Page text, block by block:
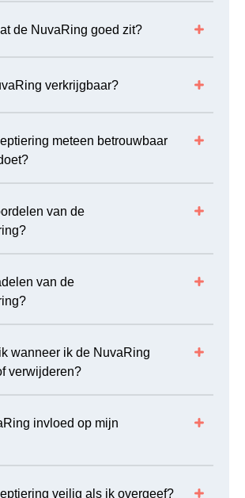
de NuvaRing goed zit?
verkrijgbaar?
meteen betrouwbaar
van de
van de
wanneer ik de NuvaRing
verwijderen?
invloed op mijn
veilig als ik overgeef?